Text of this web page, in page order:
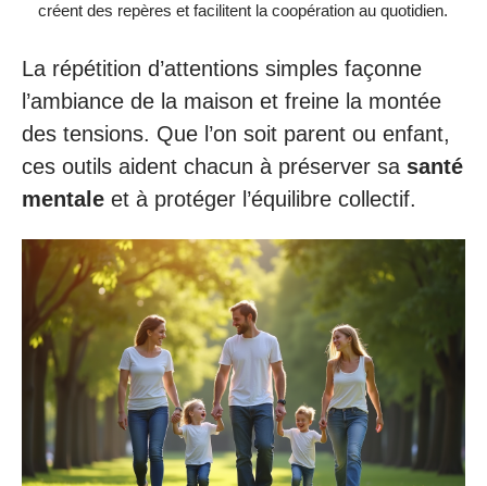
créent des repères et facilitent la coopération au quotidien.
La répétition d’attentions simples façonne
l’ambiance de la maison et freine la montée
des tensions. Que l’on soit parent ou enfant,
ces outils aident chacun à préserver sa santé
mentale et à protéger l’équilibre collectif.